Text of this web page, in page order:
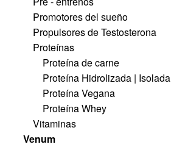
Promotores del sueño
Propulsores de Testosterona
Proteínas
Proteína de carne
Proteína Hidrolizada | Isolada
Proteína Vegana
Proteína Whey
Vitaminas
Venum